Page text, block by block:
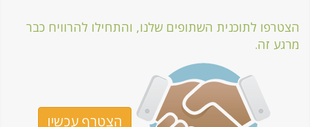
הצטרפו לתוכנית השתופים שלנו, והתחילו להרוויח כבר
מרגע זה.
הצטרף עכשיו